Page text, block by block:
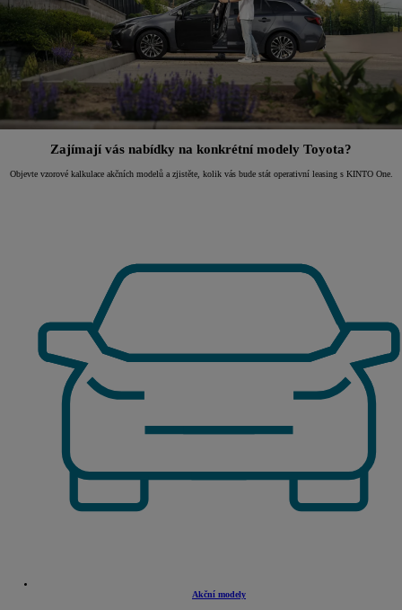
Zajímají vás nabídky na konkrétní modely Toyota?
Objevte vzorové kalkulace akčních modelů a zjistěte, kolik vás bude stát operativní leasing s KINTO One.
Akční modely